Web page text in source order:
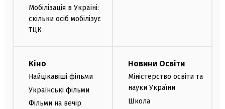
Мобілізація в Україні:
скільки осіб мобілізує
ТЦК
Кіно
Найцікавіші фільми
Українські фільми
Фільми на вечір
Новини Освіти
Міністерство освіти та
науки України
Школа